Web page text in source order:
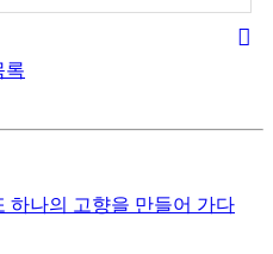
록
하나의 고향을 만들어 가다